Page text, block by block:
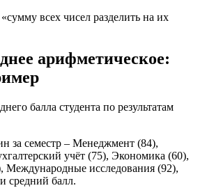
всех чисел разделить на их
арифметическое:
балла студента по результатам
за семестр – Менеджмент (84),
учёт (75), Экономика (60),
Международные исследования (92),
средний балл.